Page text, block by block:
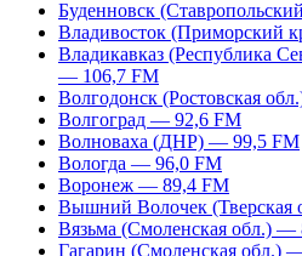
Буденновск
Владивосток (Приморский
Владикавказ (Республика
— 106,7 FM
Волгодонск (Ростовская
Волгоград — 92,6 FM
Волноваха (ДНР) — 99,5 FM
Вологда — 96,0 FM
Воронеж — 89,4 FM
Вышний Волочек (Тверская
Вязьма (Смоленская обл.) —
Гагарин (Смоленская обл.)